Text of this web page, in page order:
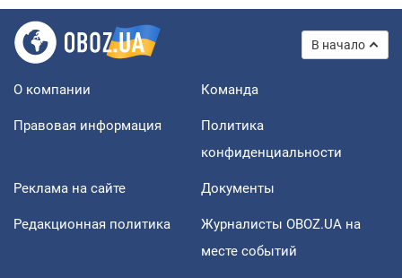
В начало
О компании Команда
Правовая информация
Политика
конфиденциальности
Реклама на сайте Документы
Редакционная политика
Журналисты OBOZ.UA на
месте событий